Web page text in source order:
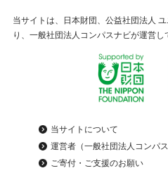
当サイトは、日本財団、公益社団法人
り、一般社団法人コンパスナビが運営し
当サイトについて
運営者（一般社団法人コンパ
ご寄付・ご支援のお願い